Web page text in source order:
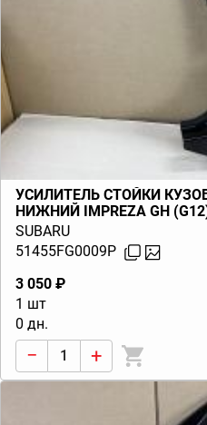
УСИЛИТЕЛЬ СТОЙКИ
НИЖНИЙ IMPREZA GH
SUBARU
51455FG0009P
3 050 ₽
1 шт
0 дн.
− +